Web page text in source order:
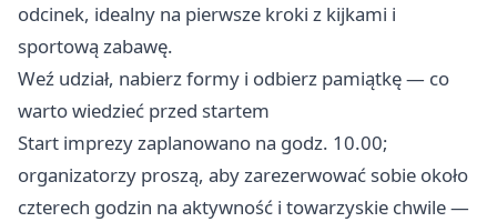
odcinek, idealny na pierwsze kroki z kijkami i
sportową zabawę.
Weź udział, nabierz formy i odbierz pamiątkę — co
warto wiedzieć przed startem
Start imprezy zaplanowano na godz. 10.00;
organizatorzy proszą, aby zarezerwować sobie około
czterech godzin na aktywność i towarzyskie chwile —